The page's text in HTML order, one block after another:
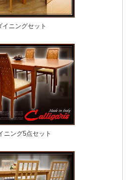
イニングセット
ニング5点セット